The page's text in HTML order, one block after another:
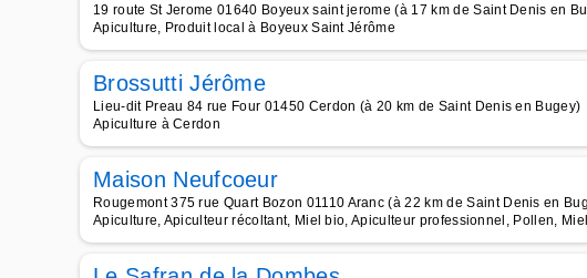
19 route St Jerome 01640 Boyeux saint jerome (à 17 km de Saint Denis en
Apiculture, Produit local à Boyeux Saint Jérôme
Brossutti Jérôme
Lieu-dit Preau 84 rue Four 01450 Cerdon (à 20 km de Saint Denis en Bugey)
Apiculture à Cerdon
Maison Neufcoeur
Rougemont 375 rue Quart Bozon 01110 Aranc (à 22 km de Saint Denis en
Apiculture, Apiculteur récoltant, Miel bio, Apiculteur professionnel, Pollen,